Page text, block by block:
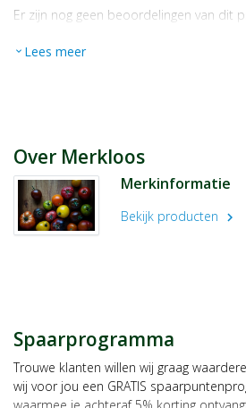
Er zijn nog geen beoordelingen van dit
expand_more Lees meer
Over Merkloos
Merkinformatie
Bekijk producten chevron_right
Spaarprogramma
Trouwe klanten willen wij graag
wij voor jou een GRATIS